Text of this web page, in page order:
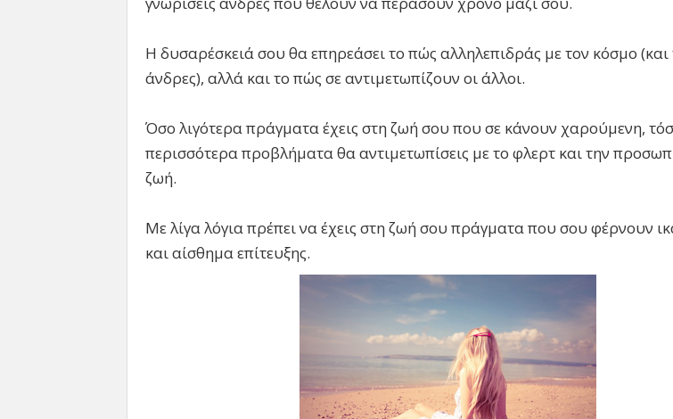
Η δυσαρέσκειά σου θα επηρεάσει το πώς αλληλεπιδράς με τον κόσμο (και
άνδρες), αλλά και το πώς σε αντιμετωπίζουν οι άλλοι.
Όσο λιγότερα πράγματα έχεις στη ζωή σου που σε κάνουν χαρούμενη,
περισσότερα προβλήματα θα αντιμετωπίσεις με το φλερτ και την
ζωή.
Με λίγα λόγια πρέπει να έχεις στη ζωή σου πράγματα που σου φέρνουν
και αίσθημα επίτευξης.